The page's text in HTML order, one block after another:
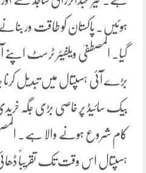
ہوئیں۔ پاکستان کو طاقت ور
گیا۔ المصطفیٰ ویلفیئر ٹرسٹ
بڑے آئی ہسپتال میں تبدیل کرنا
بیک سائیڈ پر خاصی بڑی جگہ
کام شروع ہونے والا ہے۔
ہسپتال اس وقت تک تقریباً ڈھائی